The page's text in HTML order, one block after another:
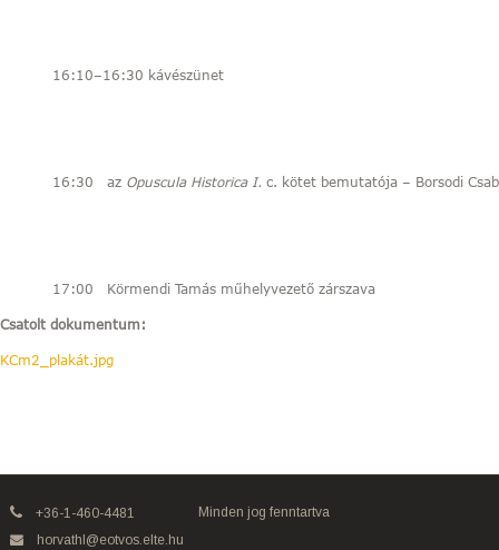
16:10–16:30 kávészünet
16:30 az Opuscula Historica I. c. kötet bemutatója – Borsodi
17:00 Körmendi Tamás műhelyvezető zárszava
Csatolt dokumentum:
KCm2_plakát.jpg
+36-1-460-4481
horvathl@eotvos.elte.hu
Minden jog fenntartva